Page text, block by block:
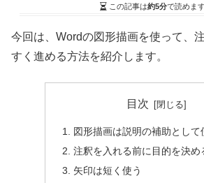
この記事は約5分で読めます
今回は、Wordの図形描画を使って、
すく進める方法を紹介します。
目次
図形描画は説明の補助として
注釈を入れる前に目的を決め
矢印は短く使う